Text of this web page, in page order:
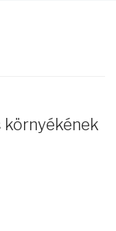
környékének